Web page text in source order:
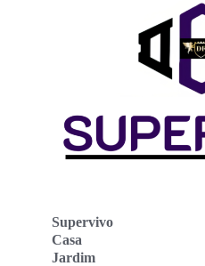
Supervivo
Casa
Jardim